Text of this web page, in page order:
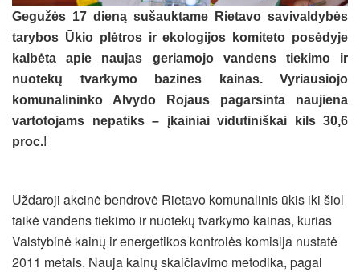
Gegužės 17 dieną sušauktame Rietavo savivaldybės
tarybos Ūkio plėtros ir ekologijos komiteto posėdyje
kalbėta apie naujas geriamojo vandens tiekimo ir
nuotekų tvarkymo bazines kainas. Vyriausiojo
komunalininko Alvydo Rojaus pagarsinta naujiena
vartotojams nepatiks – įkainiai vidutiniškai kils 30,6
proc.!
Uždaroji akcinė bendrovė Rietavo komunalinis ūkis iki šiol
taikė vandens tiekimo ir nuotekų tvarkymo kainas, kurias
Valstybinė kainų ir energetikos kontrolės komisija nustatė
2011 metais. Nauja kainų skaičiavimo metodika, pagal